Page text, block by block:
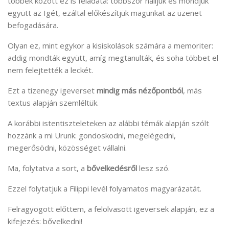
együtt az Igét, ezáltal előkészítjük magunkat az üzenet
befogadására.
Olyan ez, mint egykor a kisiskolások számára a memoriter:
addig mondták együtt, amíg megtanulták, és soha többet el
nem felejtették a leckét.
Ezt a tizenegy igeverset mindig más nézőpontból, más
textus alapján szemléltük.
A korábbi istentiszteleteken az alábbi témák alapján szólt
hozzánk a mi Urunk: gondoskodni, megelégedni,
megerősödni, közösséget vállalni.
Ma, folytatva a sort, a bővelkedésről lesz szó.
Ezzel folytatjuk a Filippi levél folyamatos magyarázatát.
Felragyogott előttem, a felolvasott igeversek alapján, ez a
kifejezés: bővelkedni!